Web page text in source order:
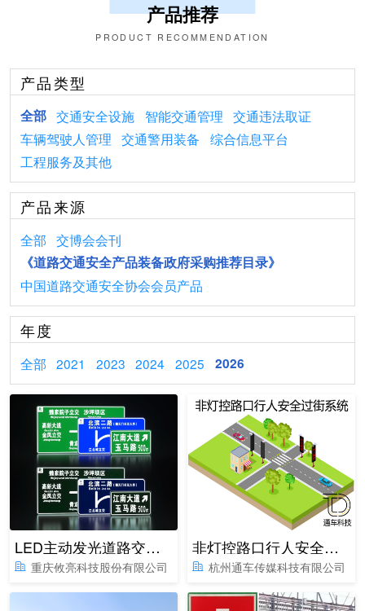
产品推荐
PRODUCT RECOMMENDATION
产品类型
全部 交通安全设施 智能交通管理
交通违法取证
车辆驾驶人管理
交通警用装备
综合信息平台
工程服务及其他
产品来源
全部
交博会会刊
《道路交通安全产品装备政府采购推荐目录》
中国道路交通安全协会会员产品
年度
全部 2021 2023 2024 2025 2026
LED主动发光道路交通标志
重庆攸亮科技股份有限公司
非灯控路口行人安全过街系统
杭州通车传媒科技有限公司